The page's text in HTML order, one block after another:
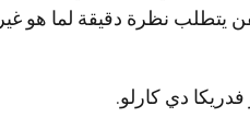
يتطلب نظرة دقيقة لما هو غير
دي كارلو.